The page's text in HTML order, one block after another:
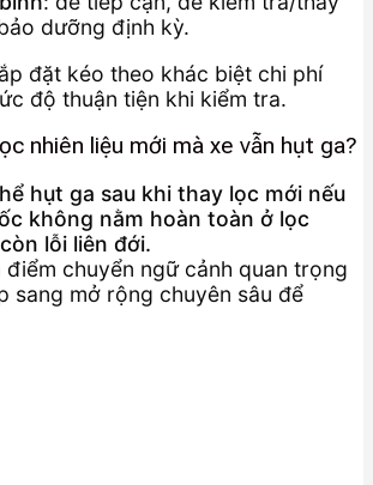
dưỡng định kỳ.
đặt kéo theo khác biệt chi phí
độ thuận tiện khi kiểm tra.
nhiên liệu mới mà xe vẫn hụt ga?
hụt ga sau khi thay lọc mới nếu
không nằm hoàn toàn ở lọc
lỗi liên đới.
điểm chuyển ngữ cảnh quan trọng
sang mở rộng chuyên sâu để